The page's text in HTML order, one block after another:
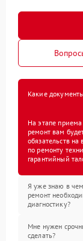
Какие
На этапе
ремонт вам
обязательств
по ремонту
гарантийный
Я уже знаю в
ремонт
диагностику?
Мне нужен
сделать?